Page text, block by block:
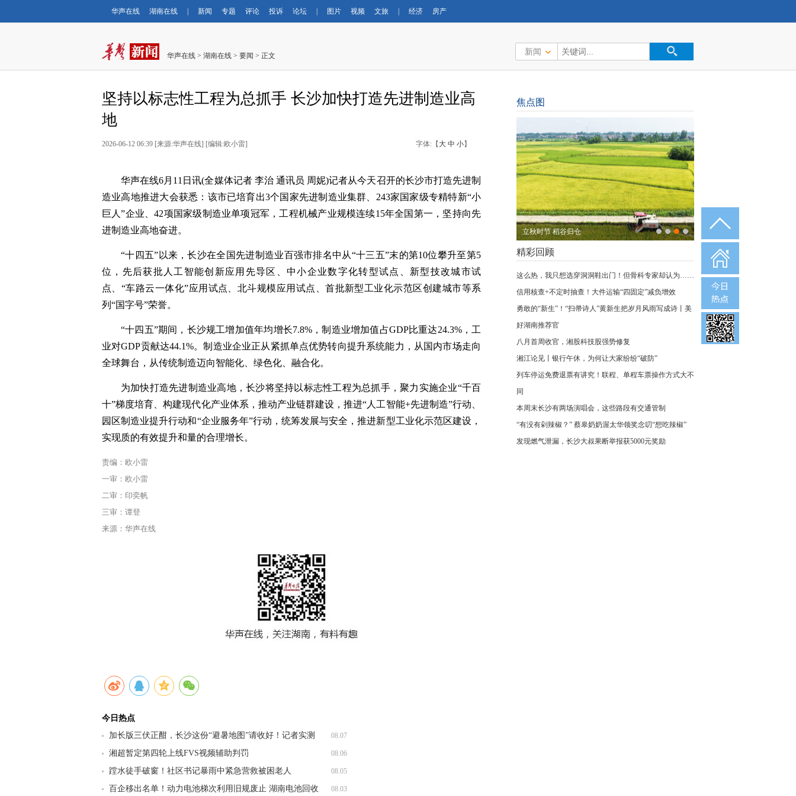
华声在线 湖南在线 新闻 专题 评论 投诉 论坛 图片 视频 文旅 经济 房产
华声在线 > 湖南在线 > 要闻 > 正文 新闻
坚持以标志性工程为总抓手 长沙加快打造先进制造业高
地
2026-06-12 06:39 [来源:华声在线] [编辑:欧小雷] 字体:【 大 中 小】
华声在线6月11日讯(全媒体记者 李治 通讯员 周妮)记者从今天召开的长沙市打造先进制
造业高地推进大会获悉：该市已培育出3个国家先进制造业集群、243家国家级专精特新“小
巨人”企业、42项国家级制造业单项冠军，工程机械产业规模连续15年全国第一，坚持向先
进制造业高地奋进。
“十四五”以来，长沙在全国先进制造业百强市排名中从“十三五”末的第10位攀升至第5
位，先后获批人工智能创新应用先导区、中小企业数字化转型试点、新型技改城市试
点、“车路云一体化”应用试点、北斗规模应用试点、首批新型工业化示范区创建城市等系
列“国字号”荣誉。
“十四五”期间，长沙规工增加值年均增长7.8%，制造业增加值占GDP比重达24.3%，工
业对GDP贡献达44.1%。制造业企业正从紧抓单点优势转向提升系统能力，从国内市场走向
全球舞台，从传统制造迈向智能化、绿色化、融合化。
为加快打造先进制造业高地，长沙将坚持以标志性工程为总抓手，聚力实施企业“千百
十”梯度培育、构建现代化产业体系，推动产业链群建设，推进“人工智能+先进制造”行动、
园区制造业提升行动和“企业服务年”行动，统筹发展与安全，推进新型工业化示范区建设，
实现质的有效提升和量的合理增长。
责编：欧小雷
一审：欧小雷
二审：印奕帆
三审：谭登
来源：华声在线
今日热点
加长版三伏正酣，长沙这份“避暑地图”请收好！记者实测
九区县（市）清凉坐标
08.07
湘超暂定第四轮上线FVS视频辅助判罚 08.06
蹚水徒手破窗！社区书记暴雨中紧急营救被困老人 08.05
百企移出名单！动力电池梯次利用旧规废止 湖南电池回收 08.03
焦点图
立秋时节 稻谷归仓
精彩回顾
这么热，我只想选穿洞洞鞋出门！但骨科专家却认为……
信用核查+不定时抽查！大件运输“四固定”减负增效
勇敢的“新生”！“扫帚诗人”黄新生把岁月风雨写成诗丨美
好湖南推荐官
八月首周收官，湘股科技股强势修复
湘江论见丨银行午休，为何让大家纷纷“破防”
列车停运免费退票有讲究！联程、单程车票操作方式大不
同
本周末长沙有两场演唱会，这些路段有交通管制
“有没有剁辣椒？” 蔡皋奶奶渥太华领奖念叨“想吃辣椒”
发现燃气泄漏，长沙大叔果断举报获5000元奖励